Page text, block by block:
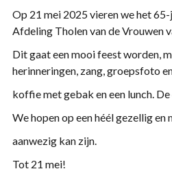
Op 21 mei 2025 vieren we het
Afdeling Tholen van de Vrouwen
Dit gaat een mooi feest worden,
herinneringen, zang, groepsfoto
koffie met gebak en een lunch.
We hopen op een héél gezellig en
aanwezig kan zijn.
Tot 21 mei!